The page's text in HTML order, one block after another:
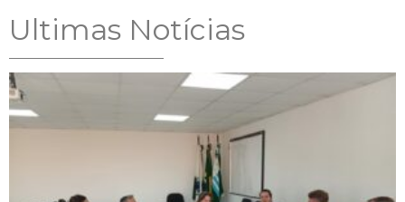
Ultimas Notícias